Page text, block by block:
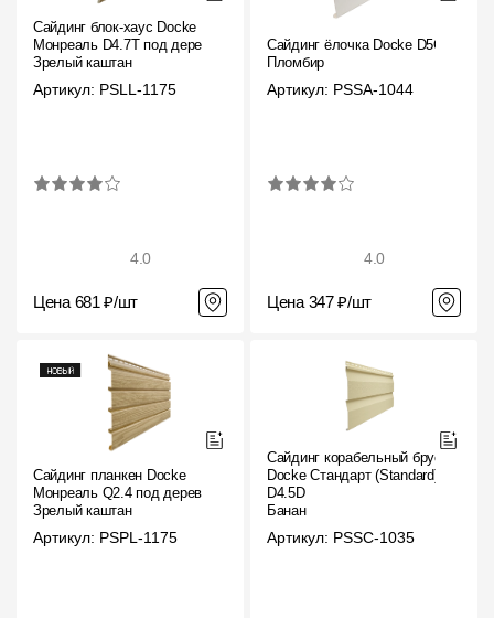
Сайдинг блок-хаус Docke
Монреаль D4.7T под дерево
Зрелый каштан
Артикул: PSLL-1175
4.0
Цена 681 ₽/шт
Сайдинг ёлочка Docke D5C
Пломбир
Артикул: PSSA-1044
4.0
Цена 347 ₽/шт
Сайдинг планкен Docke
Монреаль Q2.4 под дерево
Зрелый каштан
Артикул: PSPL-1175
Сайдинг корабельный брус
Docke Стандарт (Standard)
D4.5D
Банан
Артикул: PSSC-1035